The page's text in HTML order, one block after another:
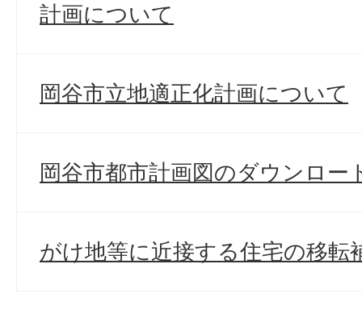
計画について
岡谷市立地適正化計画について
岡谷市都市計画図のダウンロー
がけ地等に近接する住宅の移転